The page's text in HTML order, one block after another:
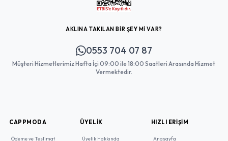
AKLINA TAKILAN BİR ŞEY Mİ VAR?
0553 704 07 87
Müşteri Hizmetlerimiz Hafta İçi 09:00 ile 18:00 Saatleri Arasında Hizmet
Vermektedir.
CAPPMODA
Ödeme ve Teslimat
ÜYELIK
Üyelik Hakkında
HIZLI ERIŞIM
Anasayfa